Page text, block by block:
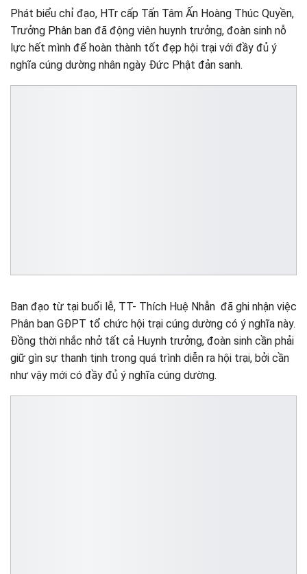
Phát biểu chỉ đạo, HTr cấp Tấn Tâm Ấn Hoàng Thúc Quyền,
Trưởng Phân ban đã động viên huynh trưởng, đoàn sinh nỗ
lực hết mình để hoàn thành tốt đẹp hội trại với đầy đủ ý
nghĩa cúng dường nhân ngày Đức Phật đản sanh.
Ban đạo từ tại buổi lễ, TT- Thích Huệ Nhẫn đã ghi nhận việc
Phân ban GĐPT tổ chức hội trại cúng dường có ý nghĩa này.
Đồng thời nhắc nhở tất cả Huynh trưởng, đoàn sinh cần phải
giữ gìn sự thanh tịnh trong quá trình diễn ra hội trại, bởi cần
như vậy mới có đầy đủ ý nghĩa cúng dường.